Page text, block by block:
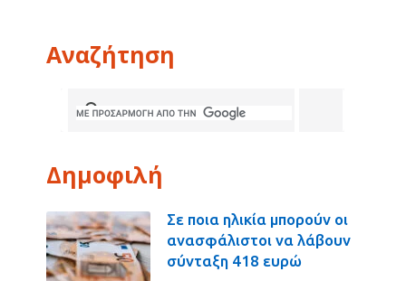
Αναζήτηση
Δημοφιλή
Σε ποια ηλικία μπορούν οι
ανασφάλιστοι να λάβουν
σύνταξη 418 ευρώ